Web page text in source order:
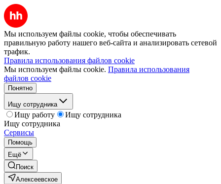
Мы используем файлы cookie, чтобы обеспечивать
правильную работу нашего веб-сайта и анализировать сетевой
трафик.
Правила использования файлов cookie
Мы используем файлы cookie. Правила использования
файлов cookie
Понятно
Ищу сотрудника
Ищу работу
Ищу сотрудника
Ищу сотрудника
Сервисы
Помощь
Ещё
Поиск
Алексеевское